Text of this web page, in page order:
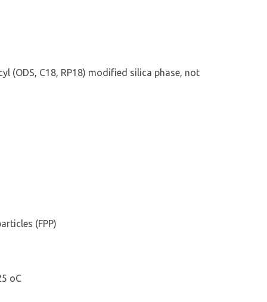
(ODS, C18, RP18) modified silica phase, not
(FPP)
oC